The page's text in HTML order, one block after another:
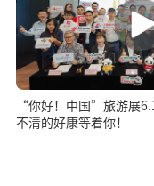
“你好！中国”旅游展
不清的好康等着你！